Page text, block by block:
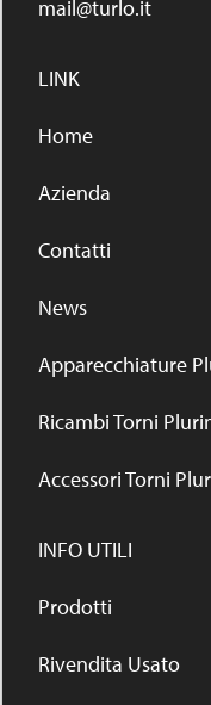
mail@turlo.it
LINK
Home
Azienda
Contatti
News
Apparecchiature
Ricambi Torni
Accessori Torni
INFO UTILI
Prodotti
Rivendita Usato